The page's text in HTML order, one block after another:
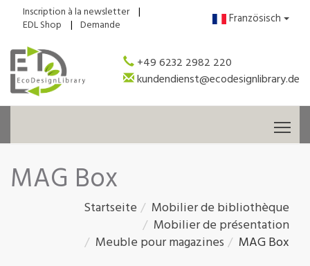
Inscription à la newsletter
EDL Shop
Demande Französisch
+49 6232 2982 220
kundendienst@ecodesignlibrary.de
MAG Box
Startseite
Mobilier de bibliothèque
Mobilier de présentation
Meuble pour magazines
MAG Box